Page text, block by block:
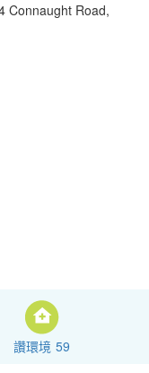
Connaught Road,
讚環境 59